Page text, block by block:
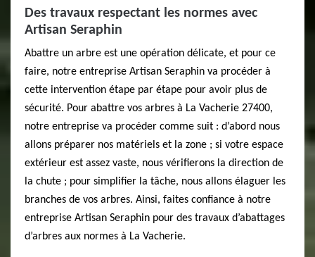
Des travaux respectant les normes avec
Artisan Seraphin
Abattre un arbre est une opération délicate, et pour ce
faire, notre entreprise Artisan Seraphin va procéder à
cette intervention étape par étape pour avoir plus de
sécurité. Pour abattre vos arbres à La Vacherie 27400,
notre entreprise va procéder comme suit : d’abord nous
allons préparer nos matériels et la zone ; si votre espace
extérieur est assez vaste, nous vérifierons la direction de
la chute ; pour simplifier la tâche, nous allons élaguer les
branches de vos arbres. Ainsi, faites confiance à notre
entreprise Artisan Seraphin pour des travaux d’abattages
d’arbres aux normes à La Vacherie.